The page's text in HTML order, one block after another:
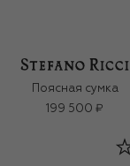
Поясная сумка
199 500 ₽